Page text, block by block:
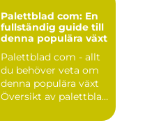
Palettblad com: En
fullständig guide till
denna populära växt
Palettblad com - allt
du behöver veta om
denna populära växt
Översikt av palettblad